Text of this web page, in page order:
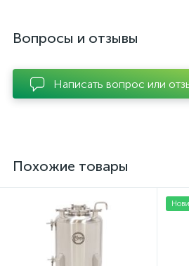
Вопросы и отзывы
Написать вопрос или
Похожие товары